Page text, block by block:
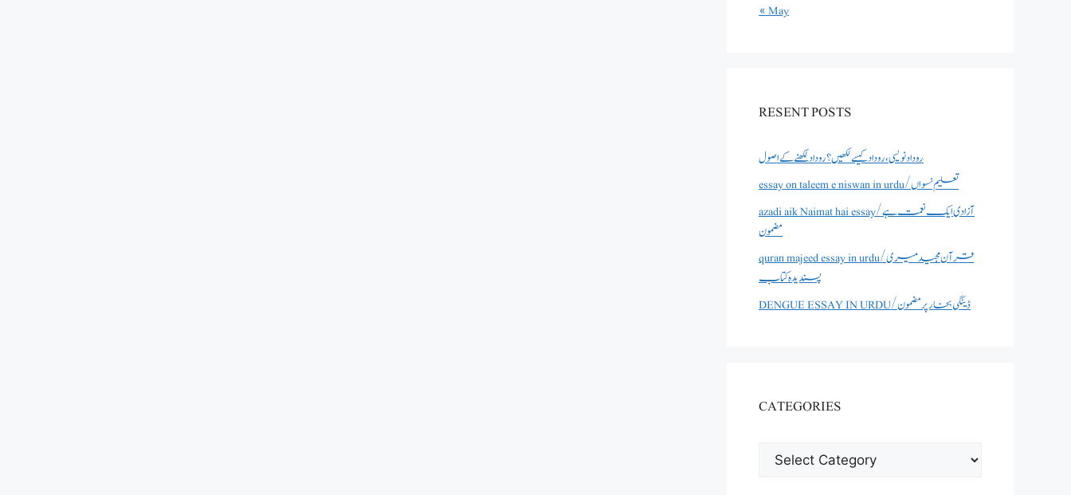
« May
RESENT POSTS
روداد نویسی ،روداد کیسے لکھیں؟ روداد لکھنے کے اصول
essay on taleem e niswan in urdu/تعلیم نسواں
azadi aik Naimat hai essay/آزادی ایک نعمت ہے
مضمون
quran majeed essay in urdu/قرآن مجید میری
پسندیدہ کتاب
DENGUE ESSAY IN URDU/ڈینگی بخار پر مضمون
CATEGORIES
CATEGORIES